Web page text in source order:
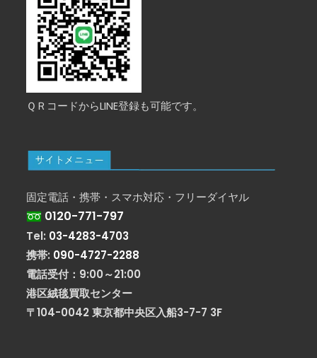
ＱＲコードからLINE登録も可能です。
固定電話・携帯・スマホ対応・フリーダイヤル
0120-771-797
Tel: 03-4283-4703
携帯: 090-4727-2288
電話受付：9:00～21:00
港区絨毯買取センター
〒104-0042 東京都中央区入船3-7-7 3F